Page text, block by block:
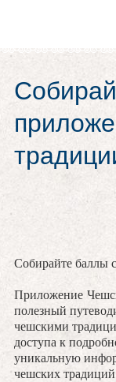
Регионы
Традиции
Экскурсии
Собирайте баллы
Приложение
полезный
чешскими
доступа к
уникальную
чешских